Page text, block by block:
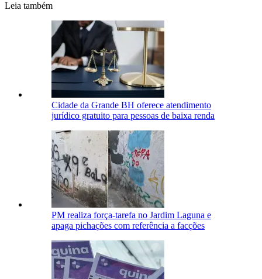
Leia também
Cidade da Grande BH oferece atendimento
jurídico gratuito para pessoas de baixa renda
PM realiza força-tarefa no Jardim Laguna e
apaga pichações com referência a facções